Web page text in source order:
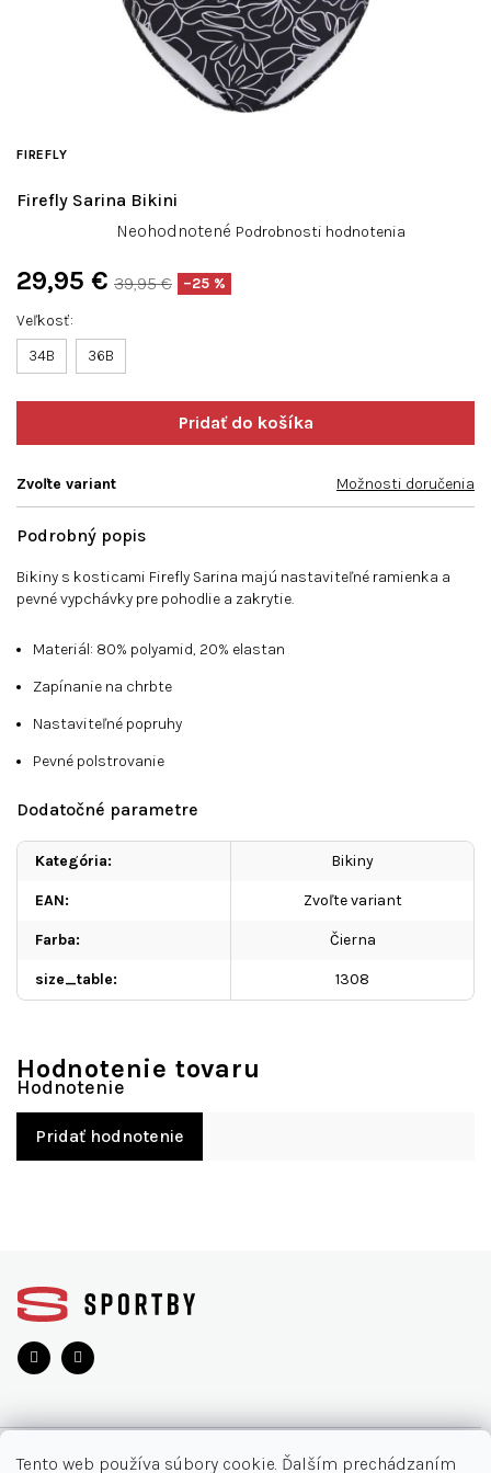
Tento web používa súbory cookie. Ďalším prechádzaním
Veľkosť
34B
36B
39,95 € –25 %
29,95 €
Zvoľte variant Možnosti doručenia
Firefly Sarina Bikini
FIREFLY
Priemerné
je
z
5
Neohodnotené Podrobnosti hodnotenia
Podrobný popis
Bikiny s kosticami Firefly Sarina majú nastaviteľné ramienka a
pevné vypchávky pre pohodlie a zakrytie.
Materiál: 80% polyamid, 20% elastan
Zapínanie na chrbte
Nastaviteľné popruhy
Pevné polstrovanie
Dodatočné parametre
Kategória: Bikiny
EAN: Zvoľte variant
Farba: Čierna
size_table: 1308
Hodnotenie tovaru
Pridať hodnotenie
e
O NÁKUPE